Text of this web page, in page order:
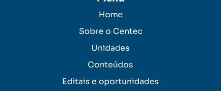
Home
Sobre o Centec
Unidades
Conteúdos
Editais e oportunidades